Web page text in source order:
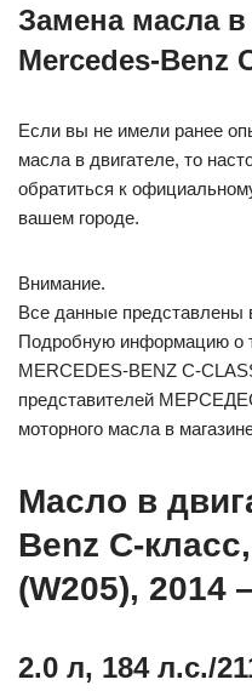
Замена масла в
Mercedes-Benz
Если вы не имели ранее
масла в двигателе, то
обратиться к
вашем городе.
Внимание.
Все данные представлены
Подробную информацию о
MERCEDES-BENZ C-
представителей
моторного масла в
Масло в
Benz C-
(W205), 2014
2.0 л, 184 л.с./